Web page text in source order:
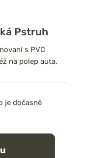
Pstruh
s PVC
na polep auta.
je dočasně